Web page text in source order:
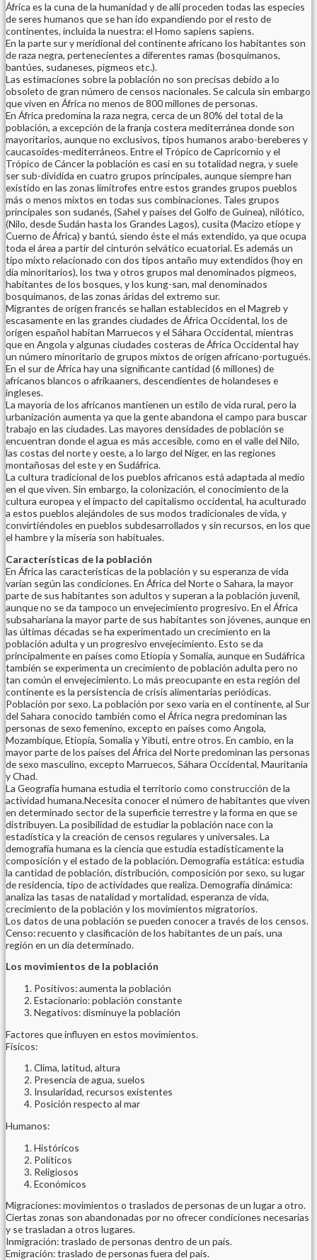
África es la cuna de la humanidad y de allí proceden todas las especies
de seres humanos que se han ido expandiendo por el resto de
continentes, incluida la nuestra: el Homo sapiens sapiens.
En la parte sur y meridional del continente africano los habitantes son
de raza negra, pertenecientes a diferentes ramas (bosquimanos,
bantúes, sudaneses, pigmeos etc.).
Las estimaciones sobre la población no son precisas debido a lo
obsoleto de gran número de censos nacionales. Se calcula sin embargo
que viven en África no menos de 800 millones de personas.
En África predomina la raza negra, cerca de un 80% del total de la
población, a excepción de la franja costera mediterránea donde son
mayoritarios, aunque no exclusivos, tipos humanos arabo-bereberes y
caucasoides-mediterráneos. Entre el Trópico de Capricornio y el
Trópico de Cáncer la población es casi en su totalidad negra, y suele
ser sub-dividida en cuatro grupos principales, aunque siempre han
existido en las zonas limítrofes entre estos grandes grupos pueblos
más o menos mixtos en todas sus combinaciones. Tales grupos
principales son sudanés, (Sahel y países del Golfo de Guinea), nilótico,
(Nilo, desde Sudán hasta los Grandes Lagos), cusita (Macizo etíope y
Cuerno de África) y bantú, siendo éste el más extendido, ya que ocupa
toda el área a partir del cinturón selvático ecuatorial. Es además un
tipo mixto relacionado con dos tipos antaño muy extendidos (hoy en
día minoritarios), los twa y otros grupos mal denominados pigmeos,
habitantes de los bosques, y los kung-san, mal denominados
bosquimanos, de las zonas áridas del extremo sur.
Migrantes de orígen francés se hallan establecidos en el Magreb y
escasamente en las grandes ciudades de África Occidental, los de
orígen español habitan Marruecos y el Sáhara Occidental, mientras
que en Angola y algunas ciudades costeras de África Occidental hay
un número minoritario de grupos mixtos de orígen africano-portugués.
En el sur de África hay una significante cantidad (6 millones) de
africanos blancos o afrikaaners, descendientes de holandeses e
ingleses.
La mayoría de los africanos mantienen un estilo de vida rural, pero la
urbanización aumenta ya que la gente abandona el campo para buscar
trabajo en las ciudades. Las mayores densidades de población se
encuentran donde el agua es más accesible, como en el valle del Nilo,
las costas del norte y oeste, a lo largo del Níger, en las regiones
montañosas del este y en Sudáfrica.
La cultura tradicional de los pueblos africanos está adaptada al medio
en el que viven. Sin embargo, la colonización, el conocimiento de la
cultura europea y el impacto del capitalismo occidental, ha aculturado
a estos pueblos alejándoles de sus modos tradicionales de vida, y
convirtiéndoles en pueblos subdesarrollados y sin recursos, en los que
el hambre y la miseria son habituales.
Características de la población
En África las características de la población y su esperanza de vida
varían según las condiciones. En África del Norte o Sahara, la mayor
parte de sus habitantes son adultos y superan a la población juvenil,
aunque no se da tampoco un envejecimiento progresivo. En el África
subsahariana la mayor parte de sus habitantes son jóvenes, aunque en
las últimas décadas se ha experimentado un crecimiento en la
población adulta y un progresivo envejecimiento. Esto se da
principalmente en países como Etiopía y Somalia, aunque en Sudáfrica
también se experimenta un crecimiento de población adulta pero no
tan común el envejecimiento. Lo más preocupante en esta región del
continente es la persistencia de crisis alimentarias periódicas.
Población por sexo. La población por sexo varia en el continente, al Sur
del Sahara conocido también como el África negra predominan las
personas de sexo femenino, excepto en países como Angola,
Mozambique, Etiopía, Somalia y Yibuti, entre otros. En cambio, en la
mayor parte de los países del África del Norte predominan las personas
de sexo masculino, excepto Marruecos, Sáhara Occidental, Mauritania
y Chad.
La Geografía humana estudia el territorio como construcción de la
actividad humana.Necesita conocer el número de habitantes que viven
en determinado sector de la superficie terrestre y la forma en que se
distribuyen. La posibilidad de estudiar la población nace con la
estadística y la creación de censos regulares y universales. La
demografía humana es la ciencia que estudia estadísticamente la
composición y el estado de la población. Demografía estática: estudia
la cantidad de población, distribución, composición por sexo, su lugar
de residencia, tipo de actividades que realiza. Demografía dinámica:
analiza las tasas de natalidad y mortalidad, esperanza de vida,
crecimiento de la población y los movimientos migratorios.
Los datos de una población se pueden conocer a través de los censos.
Censo: recuento y clasificación de los habitantes de un país, una
región en un día determinado.
Los movimientos de la población
Positivos: aumenta la población
Estacionario: población constante
Negativos: disminuye la población
Factores que influyen en estos movimientos.
Físicos:
Clima, latitud, altura
Presencia de agua, suelos
Insularidad, recursos existentes
Posición respecto al mar
Humanos:
Históricos
Políticos
Religiosos
Económicos
Migraciones: movimientos o traslados de personas de un lugar a otro.
Ciertas zonas son abandonadas por no ofrecer condiciones necesarias
y se trasladan a otros lugares.
Inmigración: traslado de personas dentro de un país.
Emigración: traslado de personas fuera del país.